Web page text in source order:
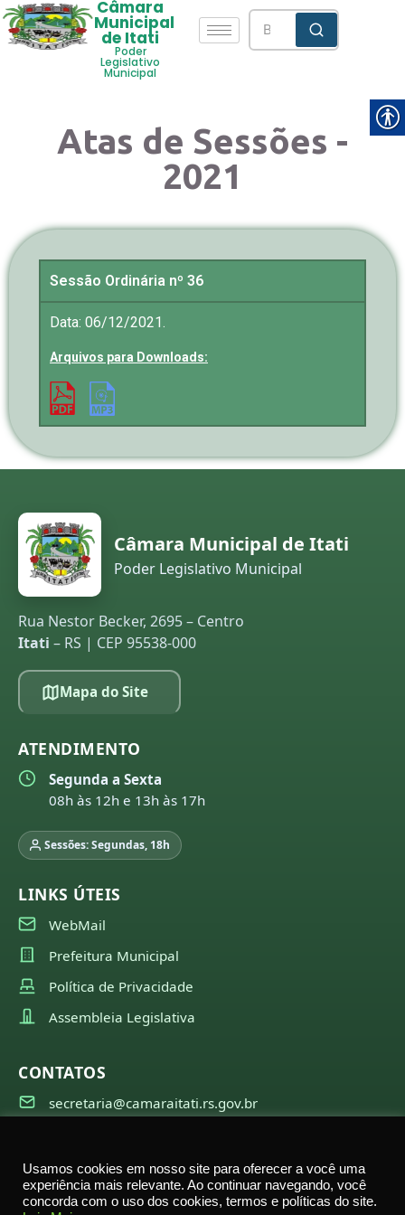
Câmara
Municipal
de Itati
Poder
Legislativo
Municipal
Atas de Sessões -
2021
Sessão Ordinária nº 36
Data: 06/12/2021.
Arquivos para Downloads:
Câmara Municipal de Itati
Poder Legislativo Municipal
Rua Nestor Becker, 2695 – Centro
Itati – RS | CEP 95538-000
Mapa do Site
ATENDIMENTO
Segunda a Sexta
08h às 12h e 13h às 17h
Sessões: Segundas, 18h
LINKS ÚTEIS
WebMail
Prefeitura Municipal
Política de Privacidade
Assembleia Legislativa
CONTATOS
secretaria@camaraitati.rs.gov.br
©2026Câmara Municipal de Itati — Todos os direitos
Usamos cookies em nosso site para oferecer a você uma
experiência mais relevante. Ao continuar navegando, você
concorda com o uso dos cookies, termos e políticas do site.